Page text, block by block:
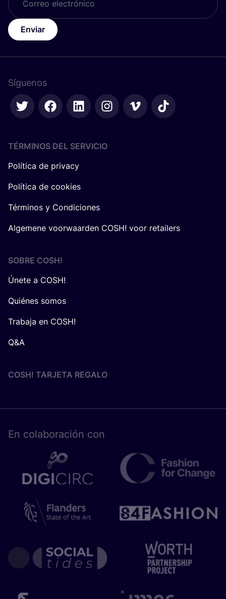
Enviar
Síguenos
TÉRMINOS DEL SERVICIO
Política de privacy
Política de cookies
Términos y Condiciones
Algemene voorwaarden COSH! voor retailers
SOBRE COSH!
Únete a COSH!
Quiénes somos
Trabaja en COSH!
Q&A
COSH! TARJETA REGALO
En cola­bo­ra­ción con